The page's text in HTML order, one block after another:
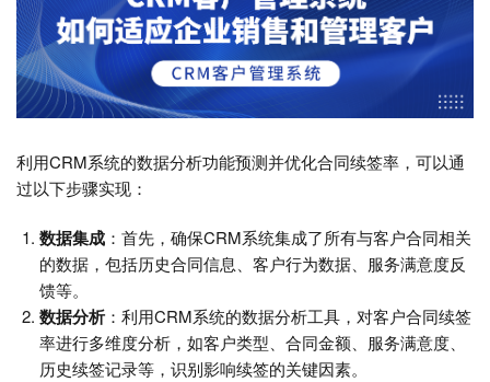
利用CRM系统的数据分析功能预测并优化合同续签率，可以通
过以下步骤实现：
数据集成 ：首先，确保CRM系统集成了所有与客户合同相关
的数据，包括历史合同信息、客户行为数据、服务满意度反
馈等。
数据分析：利用CRM系统的数据分析工具，对客户合同续签
率进行多维度分析，如客户类型、合同金额、服务满意度、
历史续签记录等，识别影响续签的关键因素。